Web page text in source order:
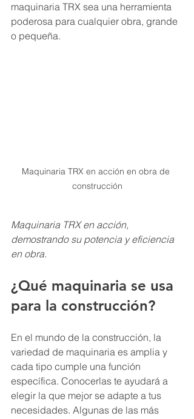
maquinaria TRX sea una herramienta
poderosa para cualquier obra, grande
o pequeña.
Maquinaria TRX en acción en obra de
construcción
Maquinaria TRX en acción,
demostrando su potencia y eficiencia
en obra.
¿Qué maquinaria se usa
para la construcción?
En el mundo de la construcción, la
variedad de maquinaria es amplia y
cada tipo cumple una función
específica. Conocerlas te ayudará a
elegir la que mejor se adapte a tus
necesidades. Algunas de las más